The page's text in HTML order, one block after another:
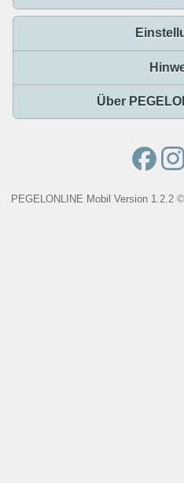
Über
PEGELONLINE Mobil Version 1.2.2